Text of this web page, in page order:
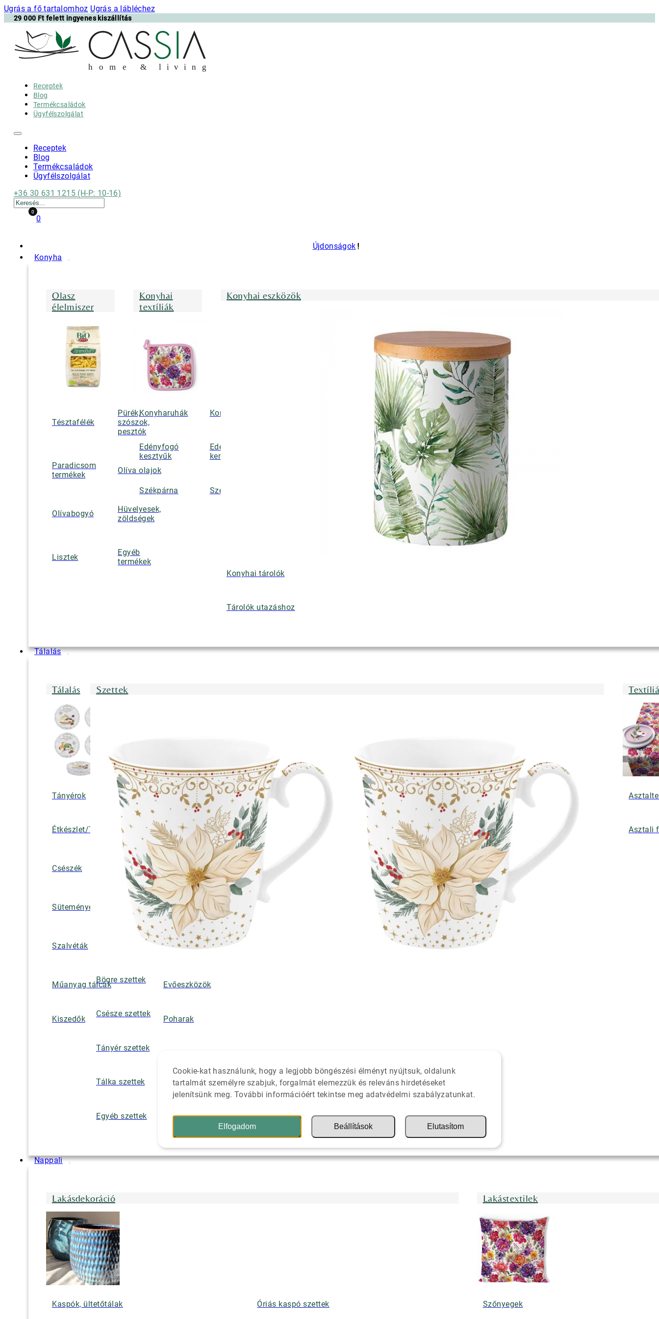
Ugrás a fő tartalomhoz Ugrás a lábléchez
29 000 Ft felett ingyenes kiszállítás
h o m e & l i v i n g
Receptek
Blog
Termékcsaládok
Ügyfélszolgálat
Receptek
Blog
Termékcsaládok
Ügyfélszolgálat
+36 30 631 1215 (H-P: 10-16)
Keresés
0
0
Újdonságok
Konyha
Olasz
élelmiszer
Tésztafélék
Pürék,
szószok,
pesztók
Paradicsom
termékek
Olíva olajok
Olívabogyó
Hüvelyesek,
zöldségek
Lisztek
Egyéb
termékek
Konyhai
textíliák
Konyharuhák Konyhai kötények
Edényfogó
kesztyűk
Edényalátétek,
kenyérkosarak
Székpárna Szettek
Konyhai eszközök
Konyhai tárolók
Tárolók utazáshoz
Tálalás
Tálalás
Tányérok Tálak/Tálcák/Tálalóedények
Étkészlet/Tányérkészlet Bögrék
Csészék
Teáskannák, kancsók,
tejkiöntők, cukortartók
Süteményes és tortatálak Pohár / tányéralátétek
Szalvéták
Szalvétatartók, só- és
borsszórók
Műanyag tálcák Evőeszközök
Kiszedők Poharak
Szettek
Bögre szettek
Csésze szettek
Tányér szettek
Tálka szettek
Egyéb szettek
Asztali
Nappali
Lakásdekoráció
Kaspók, ültetőtálak Óriás kaspó szettek
Lakástextilek
Szőnyegek
Cookie-kat használunk, hogy a legjobb böngészési élményt nyújtsuk, oldalunk
tartalmát személyre szabjuk, forgalmát elemezzük és releváns hirdetéseket
jelenítsünk meg. További információért tekintse meg adatvédelmi szabályzatunkat.
Elfogadom Beállítások Elutasítom